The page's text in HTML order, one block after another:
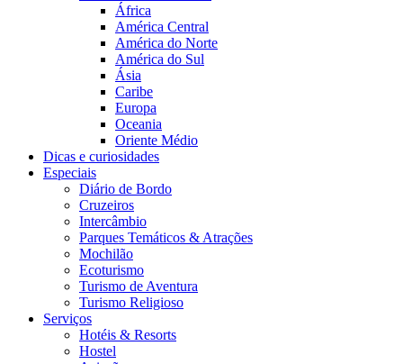
África
América Central
América do Norte
América do Sul
Ásia
Caribe
Europa
Oceania
Oriente Médio
Dicas e curiosidades
Especiais
Diário de Bordo
Cruzeiros
Intercâmbio
Parques Temáticos & Atrações
Mochilão
Ecoturismo
Turismo de Aventura
Turismo Religioso
Serviços
Hotéis & Resorts
Hostel